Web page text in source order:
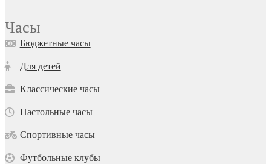
Часы
Бюджетные часы
Для детей
Классические часы
Настольные часы
Спортивные часы
Футбольные клубы